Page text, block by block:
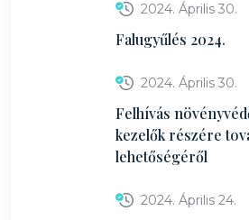
2024. Április 30.
Falugyűlés 2024.
2024. Április 30.
Felhívás
kezelők részére
lehetőségéről
2024. Április 24.